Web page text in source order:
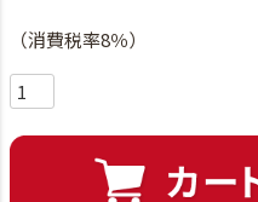
（消費税率8％）